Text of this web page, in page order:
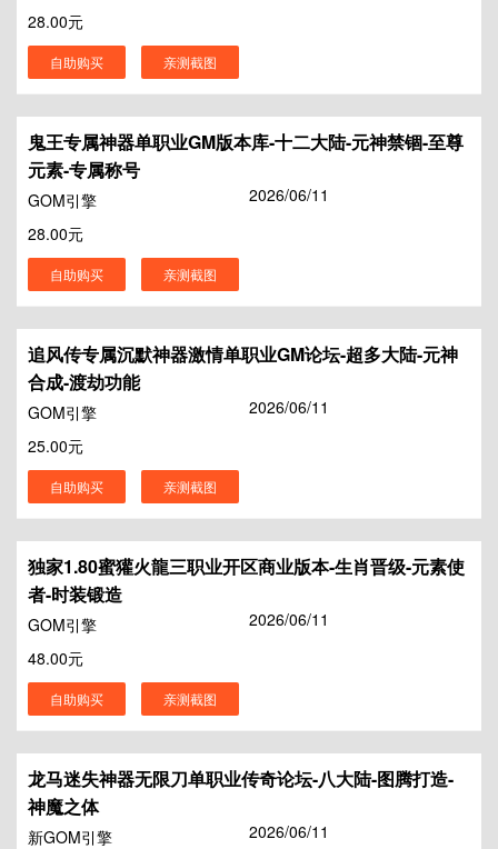
28.00元
自助购买 亲测截图
鬼王专属神器单职业GM版本库-十二大陆-元神禁锢-至尊
元素-专属称号
GOM引擎
2026/06/11
28.00元
自助购买 亲测截图
追风传专属沉默神器激情单职业GM论坛-超多大陆-元神
合成-渡劫功能
GOM引擎
2026/06/11
25.00元
自助购买 亲测截图
独家1.80蜜獾火龍三职业开区商业版本-生肖晋级-元素使
者-时装锻造
GOM引擎
2026/06/11
48.00元
自助购买 亲测截图
龙马迷失神器无限刀单职业传奇论坛-八大陆-图腾打造-
神魔之体
新GOM引擎
2026/06/11